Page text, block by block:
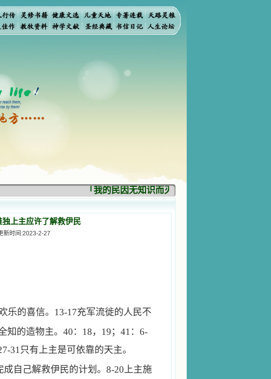
「我的民因无知识而灭亡。你弃掉知识，我也必
上主应许了解救伊民
新时间:2023-2-27
乐的喜信。 13-17充军流徙的人民不
知的造物主。 40： 18， 19； 41 ： 6-
31 只有上主是可依靠的天主。
成自己解救伊民的计划。 8-20 上主施